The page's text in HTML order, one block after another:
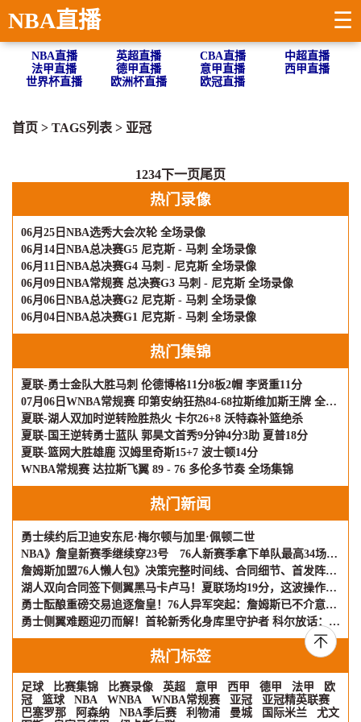
NBA直播 ☰
NBA直播 英超直播 CBA直播
中超直播
法甲直播
德甲直播 意甲直播
西甲直播
世界杯直播
欧洲杯直播 欧冠直播
首页 > TAGS列表 > 亚冠
1234下一页尾页
热门录像
06月25日NBA选秀大会次轮 全场录像
06月14日NBA总决赛G5 尼克斯 - 马刺 全场录像
06月11日NBA总决赛G4 马刺 - 尼克斯 全场录像
06月09日NBA常规赛 总决赛G3 马刺 - 尼克斯 全场录像
06月06日NBA总决赛G2 尼克斯 - 马刺 全场录像
06月04日NBA总决赛G1 尼克斯 - 马刺 全场录像
热门集锦
夏联-勇士金队大胜马刺 伦德博格11分8板2帽 李贤重11分
07月06日WNBA常规赛 印第安纳狂热84-68拉斯维加斯王牌 全场集锦
夏联-湖人双加时逆转险胜热火 卡尔26+8 沃特森补篮绝杀
夏联-国王逆转勇士蓝队 郭昊文首秀9分钟4分3助 夏普18分
夏联-篮网大胜雄鹿 汉姆里奇斯15+7 波士顿14分
WNBA常规赛 达拉斯飞翼 89 - 76 多伦多节奏 全场集锦
热门新闻
勇士续约后卫迪安东尼·梅尔顿与加里·佩顿二世
NBA》詹皇新赛季继续穿23号 76人新赛季拿下单队最高34场全美直播
詹姆斯加盟76人懒人包》决策完整时间线、合同细节、首发阵容详解
湖人双向合同签下侧翼黑马卡卢马！夏联场均19分，这波操作够果断
勇士酝酿重磅交易追逐詹皇！76人异军突起：詹姆斯已不介意与布朗联手
勇士侧翼难题迎刃而解！首轮新秀化身库里守护者 科尔放话：将获重用
热门标签
足球 比赛集锦 比赛录像 英超 意甲 西甲 德甲 法甲
欧
冠
篮球 NBA WNBA WNBA常规赛 亚冠
亚冠精英联赛
巴塞罗那
阿森纳 NBA季后赛 利物浦 曼城 国际米兰
尤文